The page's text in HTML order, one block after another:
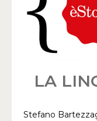
LA
Stefano